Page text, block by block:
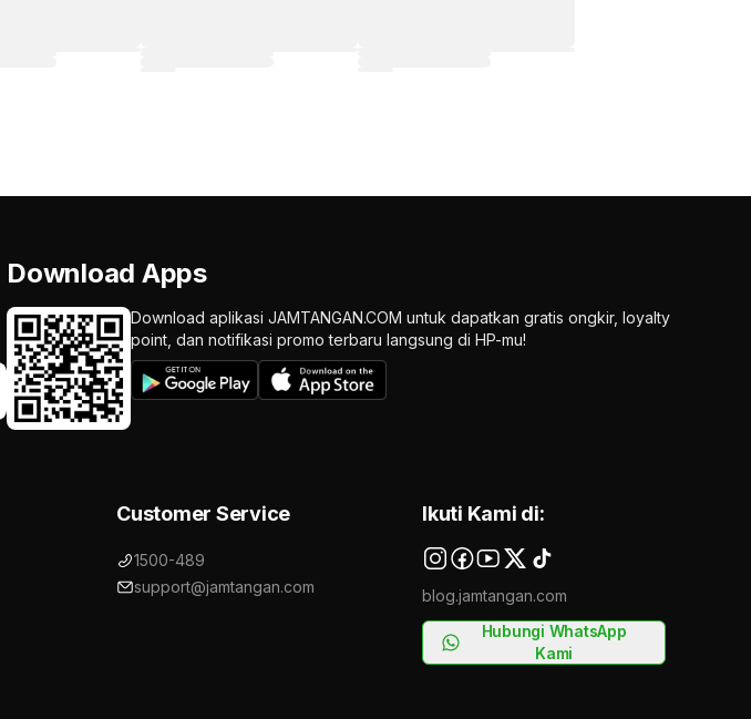
Download Apps
Download aplikasi JAMTANGAN.COM untuk dapatkan gratis ongkir, loyalty
point, dan notifikasi promo terbaru langsung di HP-mu!
Customer Service
1500-489
support@jamtangan.com
Ikuti Kami di:
blog.jamtangan.com
Hubungi WhatsApp
Kami